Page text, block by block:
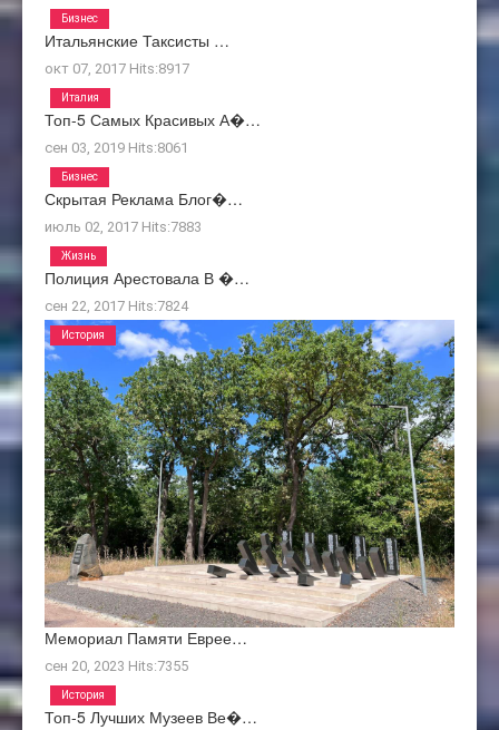
Итальянские Таксисты …
окт 07, 2017 Hits:8917
Бизнес
Топ-5 Самых Красивых А�…
сен 03, 2019 Hits:8061
Италия
Скрытая Реклама Блог�…
июль 02, 2017 Hits:7883
Бизнес
Полиция Арестовала В �…
сен 22, 2017 Hits:7824
Жизнь
Мемориал Памяти Еврее…
сен 20, 2023 Hits:7355
История
Топ-5 Лучших Музеев Ве�…
История